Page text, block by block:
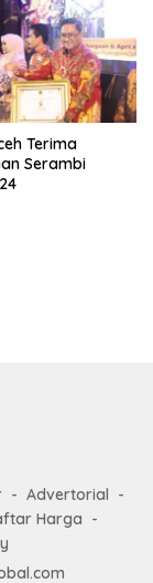
Terima
Serambi
Advertorial
Harga